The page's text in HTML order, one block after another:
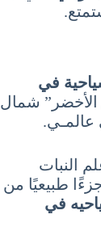
في
“الرأس الأخضر” شمال
النبات
طبيعيًا من
في